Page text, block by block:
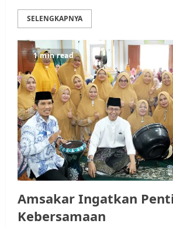
SELENGKAPNYA
1 min read
Amsakar Ingatkan
Kebersamaan